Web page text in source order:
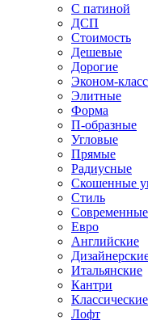
С патиной
ДСП
Стоимость
Дешевые
Дорогие
Эконом-класс
Элитные
Форма
П-образные
Угловые
Прямые
Радиусные
Скошенные
Стиль
Современные
Евро
Английские
Итальянские
Кантри
Классические
Лофт